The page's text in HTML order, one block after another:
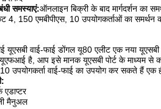
समस्याएं:ऑनलाइन बिक्री के बाद मार्गदर्शन का
4, 150 एमबीपीएस, 10 उपयोगकर्ताओं का समर्थन
यूएसबी वाई-फाई डोंगल यू80 एलीट एक नया
है, आप इसे मानक यूएसबी पोर्ट के माध्यम से
उपयोगकर्ता वाई-फाई का उपयोग कर सकते हैं एक
एडाप्टर
मैनुअल